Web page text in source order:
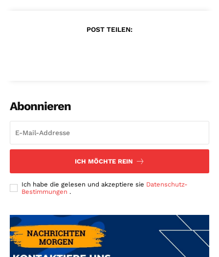
POST TEILEN:
Abonnieren
ICH MÖCHTE REIN
Ich habe die gelesen und akzeptiere sie Datenschutz-
Bestimmungen .